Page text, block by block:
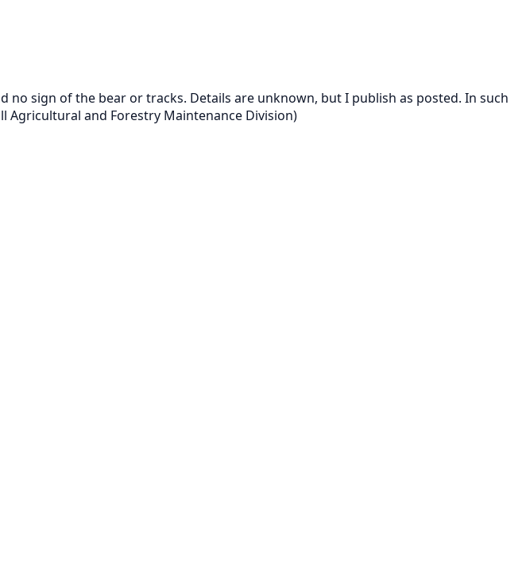
sign of the bear or tracks. Details are unknown, but I publish as posted. In such
Agricultural and Forestry Maintenance Division)